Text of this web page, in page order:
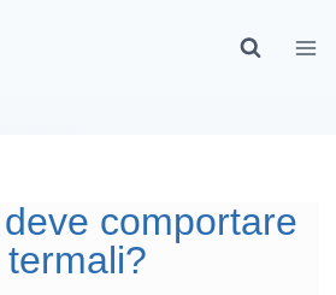
comportare